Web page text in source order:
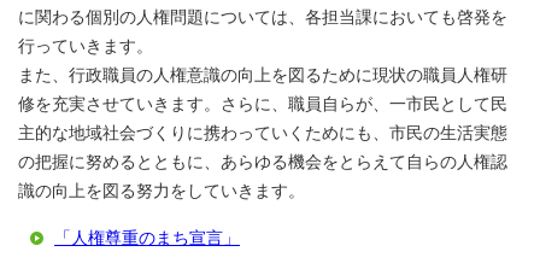
に関わる個別の人権問題については、各担当課においても啓発を
行っていきます。
また、行政職員の人権意識の向上を図るために現状の職員人権研
修を充実させていきます。さらに、職員自らが、一市民として民
主的な地域社会づくりに携わっていくためにも、市民の生活実態
の把握に努めるとともに、あらゆる機会をとらえて自らの人権認
識の向上を図る努力をしていきます。
「人権尊重のまち宣言」